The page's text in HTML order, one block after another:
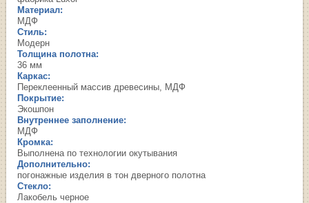
Материал:
МДФ
Стиль:
Модерн
Толщина полотна:
36 мм
Каркас:
Переклеенный массив древесины, МДФ
Покрытие:
Экошпон
Внутреннее заполнение:
МДФ
Кромка:
Выполнена по технологии окутывания
Дополнительно:
погонажные изделия в тон дверного полотна
Стекло:
Лакобель черное